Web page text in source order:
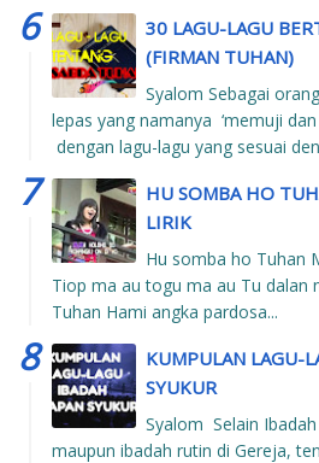
30 LAGU-LAGU
(FIRMAN TUHAN)
Syalom Sebagai
lepas yang namanya ‘memuji
dengan lagu-lagu yang sesuai
HU SOMBA HO
LIRIK
Hu somba ho Tuhan
Tiop ma au togu ma au Tu dalan
Tuhan Hami angka pardosa...
KUMPULAN LAGU-
SYUKUR
Syalom Selain
maupun ibadah rutin di Gereja,